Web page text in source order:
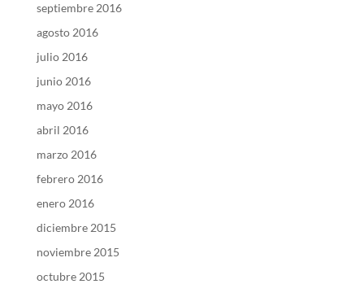
septiembre 2016
agosto 2016
julio 2016
junio 2016
mayo 2016
abril 2016
marzo 2016
febrero 2016
enero 2016
diciembre 2015
noviembre 2015
octubre 2015